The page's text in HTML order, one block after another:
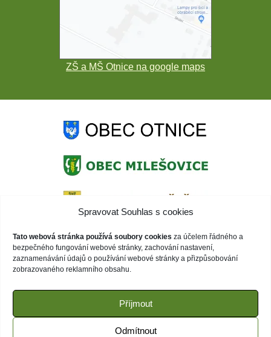
Spravovat Souhlas s cookies
Tato webová stránka používá soubory cookies za účelem řádného a
bezpečného fungování webové stránky, zachování nastavení,
zaznamenávání údajů o používání webové stránky a přizpůsobování
zobrazovaného reklamního obsahu.
Příjmout
Odmítnout
ZŠ a MŠ Otnice na google maps